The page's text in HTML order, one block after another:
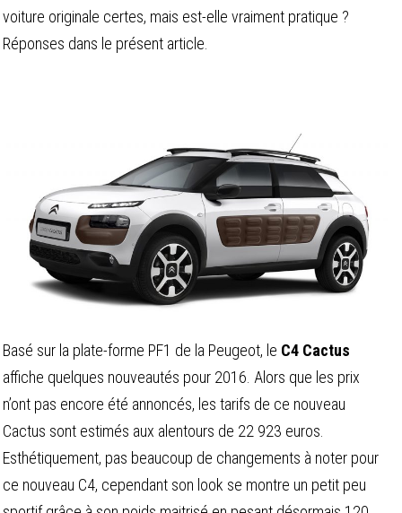
voiture originale certes, mais est-elle vraiment pratique ?
Réponses dans le présent article.
Basé sur la plate-forme PF1 de la Peugeot, le C4 Cactus
affiche quelques nouveautés pour 2016. Alors que les prix
n’ont pas encore été annoncés, les tarifs de ce nouveau
Cactus sont estimés aux alentours de 22 923 euros.
Esthétiquement, pas beaucoup de changements à noter pour
ce nouveau C4, cependant son look se montre un petit peu